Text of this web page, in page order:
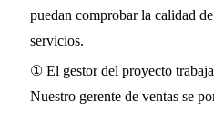
puedan comprobar la calidad
servicios.
① El gestor del proyecto
Nuestro gerente de ventas se